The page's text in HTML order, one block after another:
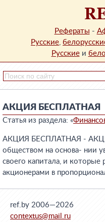
Рефераты -
Русские,
Русскиеи
АКЦИЯ БЕСПЛАТНАЯ
Статья из раздела: «
АКЦИЯ БЕСПЛАТНАЯ -
обществом на основа- нии
своего капитала, и
акционерами в
ref.by 2006—2026
contextus@mail.ru